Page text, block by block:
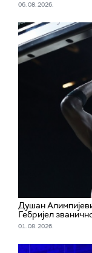
06. 08. 2026.
Душан
Гебријел
01. 08. 2026.